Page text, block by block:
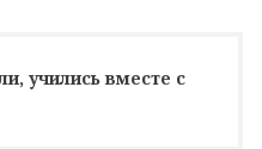
учились вместе с